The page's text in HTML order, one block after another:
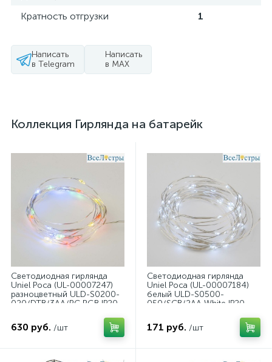
Кратность отгрузки
1
Написать
в Telegram
Написать
в MAX
Коллекция Гирлянда на батарейк
Светодиодная гирлянда
Uniel Роса (UL-00007247)
разноцветный ULD-S0200-
020/DTB/3AA/RC RGB IP20
630 руб. /шт
Светодиодная гирлянда
Uniel Роса (UL-00007184)
белый ULD-S0500-
050/SCB/2AA White IP20
171 руб. /шт